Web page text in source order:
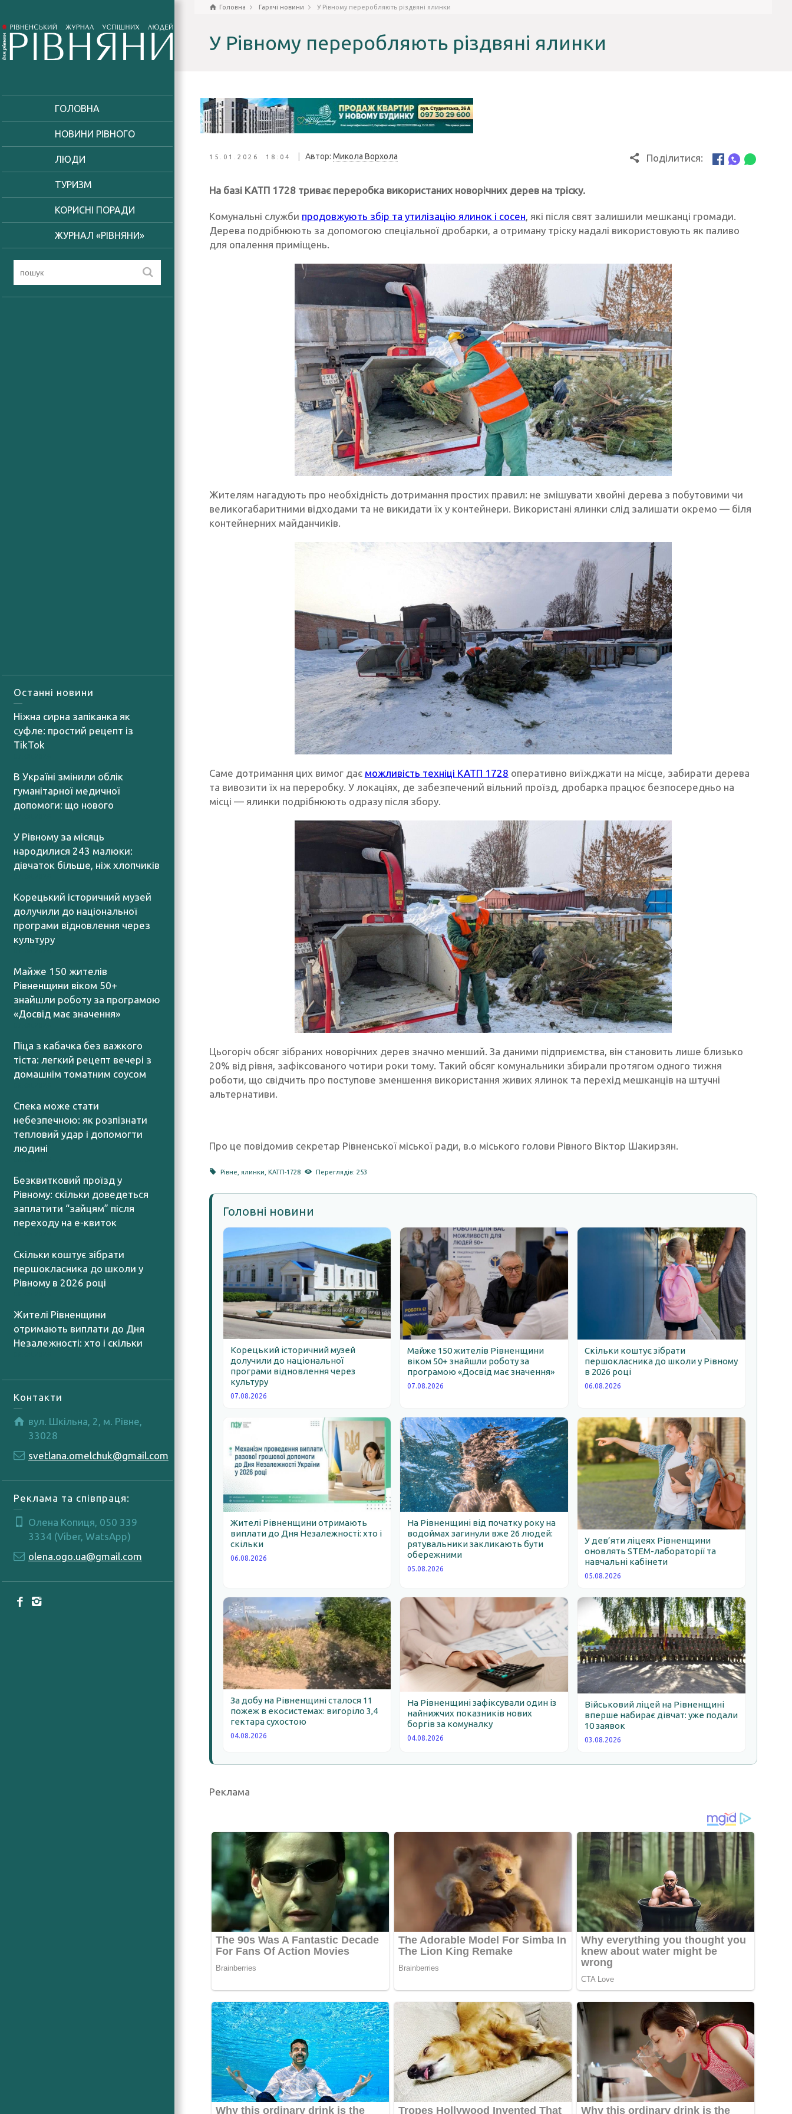
ГОЛОВНА
НОВИНИ РІВНОГО
ЛЮДИ
ТУРИЗМ
КОРИСНІ ПОРАДИ
ЖУРНАЛ «РІВНЯНИ»
Останні новини
Ніжна сирна запіканка як
суфле: простий рецепт із
TikTok
В Україні змінили облік
гуманітарної медичної
допомоги: що нового
У Рівному за місяць
народилися 243 малюки:
дівчаток більше, ніж хлопчиків
Корецький історичний музей
долучили до національної
програми відновлення через
культуру
Майже 150 жителів
Рівненщини віком 50+
знайшли роботу за програмою
«Досвід має значення»
Піца з кабачка без важкого
тіста: легкий рецепт вечері з
домашнім томатним соусом
Спека може стати
небезпечною: як розпізнати
тепловий удар і допомогти
людині
Безквитковий проїзд у
Рівному: скільки доведеться
заплатити “зайцям” після
переходу на е-квиток
Скільки коштує зібрати
першокласника до школи у
Рівному в 2026 році
Жителі Рівненщини
отримають виплати до Дня
Незалежності: хто і скільки
Контакти
вул. Шкільна, 2, м. Рівне,
33028
svetlana.omelchuk@gmail.com
Реклама та співпраця:
Олена Копиця, 050 339
3334 (Viber, WatsApp)
olena.ogo.ua@gmail.com
Головна Гарячі новини У Рівному переробляють різдвяні ялинки
У Рівному переробляють різдвяні ялинки
15.01.2026 18:04 Автор: Микола Ворхола Поділитися:
На базі КАТП 1728 триває переробка використаних новорічних дерев на тріску.
Комунальні служби продовжують збір та утилізацію ялинок і сосен , які після свят залишили мешканці громади.
Дерева подрібнюють за допомогою спеціальної дробарки, а отриману тріску надалі використовують як паливо
для опалення приміщень.
Жителям нагадують про необхідність дотримання простих правил: не змішувати хвойні дерева з побутовими чи
великогабаритними відходами та не викидати їх у контейнери. Використані ялинки слід залишати окремо — біля
контейнерних майданчиків.
Саме дотримання цих вимог дає можливість техніці КАТП 1728 оперативно виїжджати на місце, забирати дерева
та вивозити їх на переробку. У локаціях, де забезпечений вільний проїзд, дробарка працює безпосередньо на
місці — ялинки подрібнюють одразу після збору.
Цьогоріч обсяг зібраних новорічних дерев значно менший. За даними підприємства, він становить лише близько
20% від рівня, зафіксованого чотири роки тому. Такий обсяг комунальники збирали протягом одного тижня
роботи, що свідчить про поступове зменшення використання живих ялинок та перехід мешканців на штучні
альтернативи.
Про це повідомив секретар Рівненської міської ради, в.о міського голови Рівного Віктор Шакирзян.
Рівне ялинки ,КАТП-1728 Переглядів: 253
Головні новини
Корецький історичний музей
долучили до національної
програми відновлення через
культуру
07.08.2026
Майже 150 жителів Рівненщини
віком 50+ знайшли роботу за
програмою «Досвід має значення»
07.08.2026
Скільки коштує зібрати
першокласника до школи у Рівному
в 2026 році
06.08.2026
Жителі Рівненщини отримають
виплати до Дня Незалежності: хто і
скільки
06.08.2026
На Рівненщині від початку року на
водоймах загинули вже 26 людей:
рятувальники закликають бути
обережними
05.08.2026
У дев’яти ліцеях Рівненщини
оновлять STEM-лабораторії та
навчальні кабінети
05.08.2026
За добу на Рівненщині сталося 11
пожеж в екосистемах: вигоріло 3,4
гектара сухостою
04.08.2026
На Рівненщині зафіксували один із
найнижчих показників нових
боргів за комуналку
04.08.2026
Військовий ліцей на Рівненщині
вперше набирає дівчат: уже подали
10 заявок
03.08.2026
Реклама